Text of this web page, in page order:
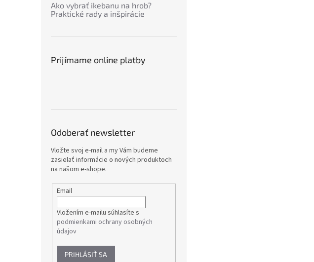
Ako vybrať ikebanu na hrob?
Praktické rady a inšpirácie
Prijímame online platby
Odoberať newsletter
Vložte svoj e-mail a my Vám budeme
zasielať informácie o nových produktoch
na našom e-shope.
Email
Vložením e-mailu súhlasíte s
podmienkami ochrany osobných
údajov
PRIHLÁSIŤ SA